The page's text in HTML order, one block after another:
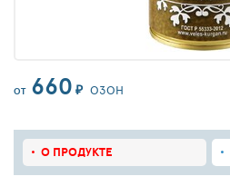
ОТ 660 ₽ ОЗОН
О ПРОДУКТЕ